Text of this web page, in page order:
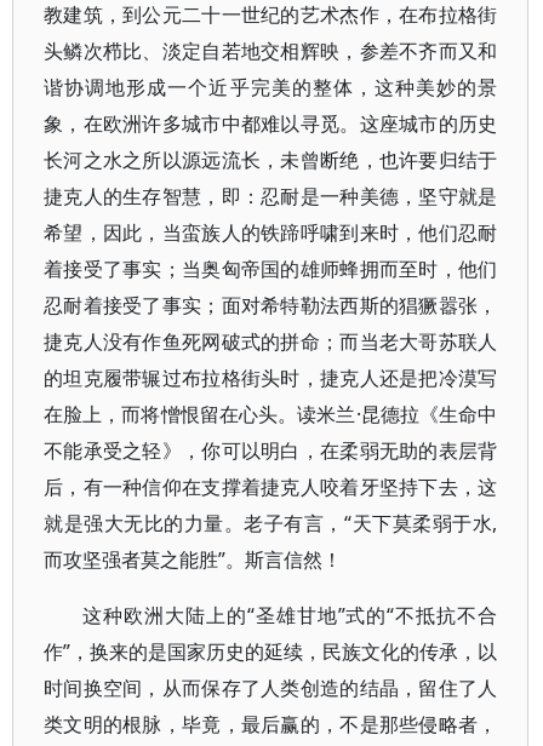
教建筑，到公元二十一世纪的艺术杰作，在布拉格街
头鳞次栉比、淡定自若地交相辉映，参差不齐而又和
谐协调地形成一个近乎完美的整体，这种美妙的景
象，在欧洲许多城市中都难以寻觅。这座城市的历史
长河之水之所以源远流长，未曾断绝，也许要归结于
捷克人的生存智慧，即：忍耐是一种美德，坚守就是
希望，因此，当蛮族人的铁蹄呼啸到来时，他们忍耐
着接受了事实；当奥匈帝国的雄师蜂拥而至时，他们
忍耐着接受了事实；面对希特勒法西斯的猖獗嚣张，
捷克人没有作鱼死网破式的拼命；而当老大哥苏联人
的坦克履带辗过布拉格街头时，捷克人还是把冷漠写
在脸上，而将憎恨留在心头。读米兰·昆德拉《生命中
不能承受之轻》，你可以明白，在柔弱无助的表层背
后，有一种信仰在支撑着捷克人咬着牙坚持下去，这
就是强大无比的力量。老子有言，“天下莫柔弱于水,
而攻坚强者莫之能胜”。斯言信然！
这种欧洲大陆上的“圣雄甘地”式的“不抵抗不合
作”，换来的是国家历史的延续，民族文化的传承，以
时间换空间，从而保存了人类创造的结晶，留住了人
类文明的根脉，毕竟，最后赢的，不是那些侵略者，